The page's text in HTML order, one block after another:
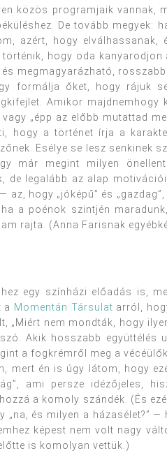
közös programjaik vannak,
De tovább megyek:
azért, hogy
történik, hogy oda
és megmagyarázható,
formálja őket, hogy rájuk
Amikor
„épp az előbb mutattad
hogy a történet írja a
Esélye se lesz senkinek
már megint milyen
de legalább az alap
az, hogy „jóképű” és
a poénok szintjén
rajta. (Anna Farisnak
egy színházi előadás is,
a Momentán Társulat arról,
„Miért nem mondták, hogy
Akik hosszabb együttélés
a fogkrémről meg a
mert én is úgy látom, hogy
ami persze idézőjeles,
a komoly szándék. (És
„na, és milyen a házasélet?”
képest nem volt nagy
is komolyan vettük.)